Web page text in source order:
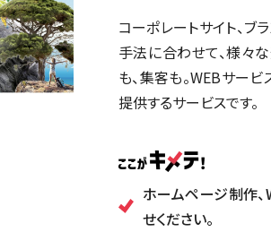
コーポレートサイト、ブ
手法に合わせて、様々
も、集客も。WEBサー
提供するサービスです。
ホームページ制作、
せください。